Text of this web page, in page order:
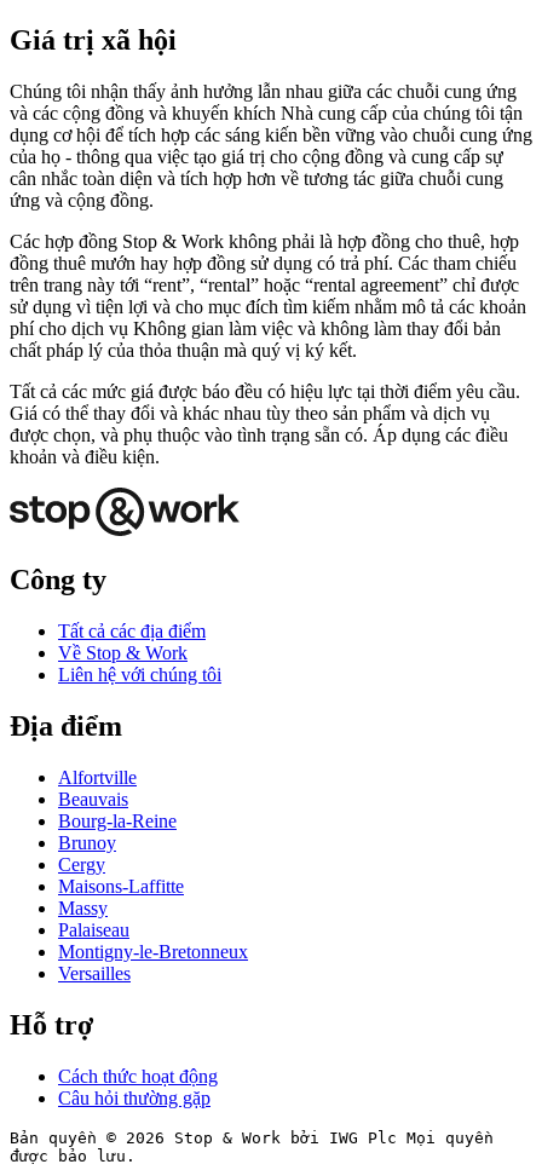
Giá trị xã hội
Chúng tôi nhận thấy ảnh hưởng lẫn nhau giữa các chuỗi cung ứng
và các cộng đồng và khuyến khích Nhà cung cấp của chúng tôi tận
dụng cơ hội để tích hợp các sáng kiến bền vững vào chuỗi cung ứng
của họ - thông qua việc tạo giá trị cho cộng đồng và cung cấp sự
cân nhắc toàn diện và tích hợp hơn về tương tác giữa chuỗi cung
ứng và cộng đồng.
Các hợp đồng Stop & Work không phải là hợp đồng cho thuê, hợp
đồng thuê mướn hay hợp đồng sử dụng có trả phí. Các tham chiếu
trên trang này tới “rent”, “rental” hoặc “rental agreement” chỉ được
sử dụng vì tiện lợi và cho mục đích tìm kiếm nhằm mô tả các khoản
phí cho dịch vụ Không gian làm việc và không làm thay đổi bản
chất pháp lý của thỏa thuận mà quý vị ký kết.
Tất cả các mức giá được báo đều có hiệu lực tại thời điểm yêu cầu.
Giá có thể thay đổi và khác nhau tùy theo sản phẩm và dịch vụ
được chọn, và phụ thuộc vào tình trạng sẵn có. Áp dụng các điều
khoản và điều kiện.
Công ty
Tất cả các địa điểm
Về Stop & Work
Liên hệ với chúng tôi
Địa điểm
Alfortville
Beauvais
Bourg-la-Reine
Brunoy
Cergy
Maisons-Laffitte
Massy
Palaiseau
Montigny-le-Bretonneux
Versailles
Hỗ trợ
Cách thức hoạt động
Câu hỏi thường gặp
Bản quyền © 2026 Stop & Work bởi IWG Plc Mọi quyền
được bảo lưu.